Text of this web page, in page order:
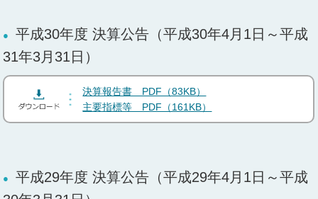
平成30年度 決算公告（平成30年4月1日～平成
31年3月31日）
決算報告書 PDF（83KB）
主要指標等 PDF（161KB）
平成29年度 決算公告（平成29年4月1日～平成